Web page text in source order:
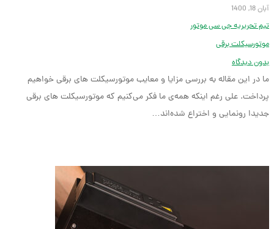
آبان 18, 1400
تیم تحریریه جی سی موتور
موتورسیکلت برقی
بدون دیدگاه
ما در این مقاله به بررسی مزایا و معایب موتورسیکلت های برقی خواهیم
پرداخت. علی رغم اینکه همه‌ی ما فکر می‌کنیم که موتورسیکلت های برقی
جدیدا رونمایی و اختراع شده‌اند…